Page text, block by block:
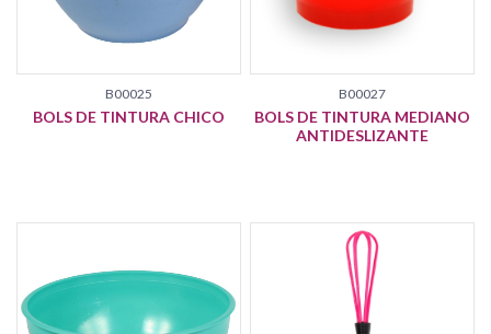
B00025
BOLS DE TINTURA CHICO
B00027
BOLS DE TINTURA MEDIANO
ANTIDESLIZANTE